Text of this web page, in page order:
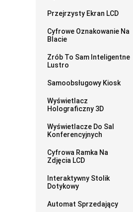
Przejrzysty Ekran LCD
Cyfrowe Oznakowanie Na
Blacie
Zrób To Sam Inteligentne
Lustro
Samoobsługowy Kiosk
Wyświetlacz
Holograficzny 3D
Wyświetlacze Do Sal
Konferencyjnych
Cyfrowa Ramka Na
Zdjęcia LCD
Interaktywny Stolik
Dotykowy
Automat Sprzedający